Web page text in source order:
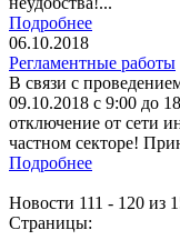
Подробнее
06.10.2018
Регламентные работы
В связи с
09.10.2018 с 9:00 до
отключение от сети
частном секторе!
Подробнее
Новости 111 - 120 из
Страницы: